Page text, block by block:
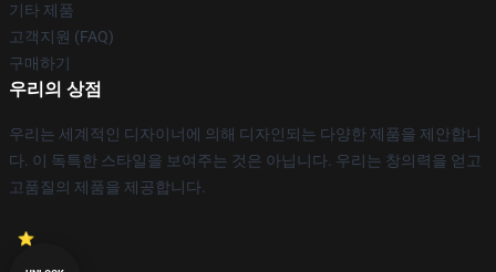
기타 제품
고객지원 (FAQ)
구매하기
우리의 상점
우리는 세계적인 디자이너에 의해 디자인되는 다양한 제품을 제안합니
다. 이 독특한 스타일을 보여주는 것은 아닙니다. 우리는 창의력을 얻고
고품질의 제품을 제공합니다.